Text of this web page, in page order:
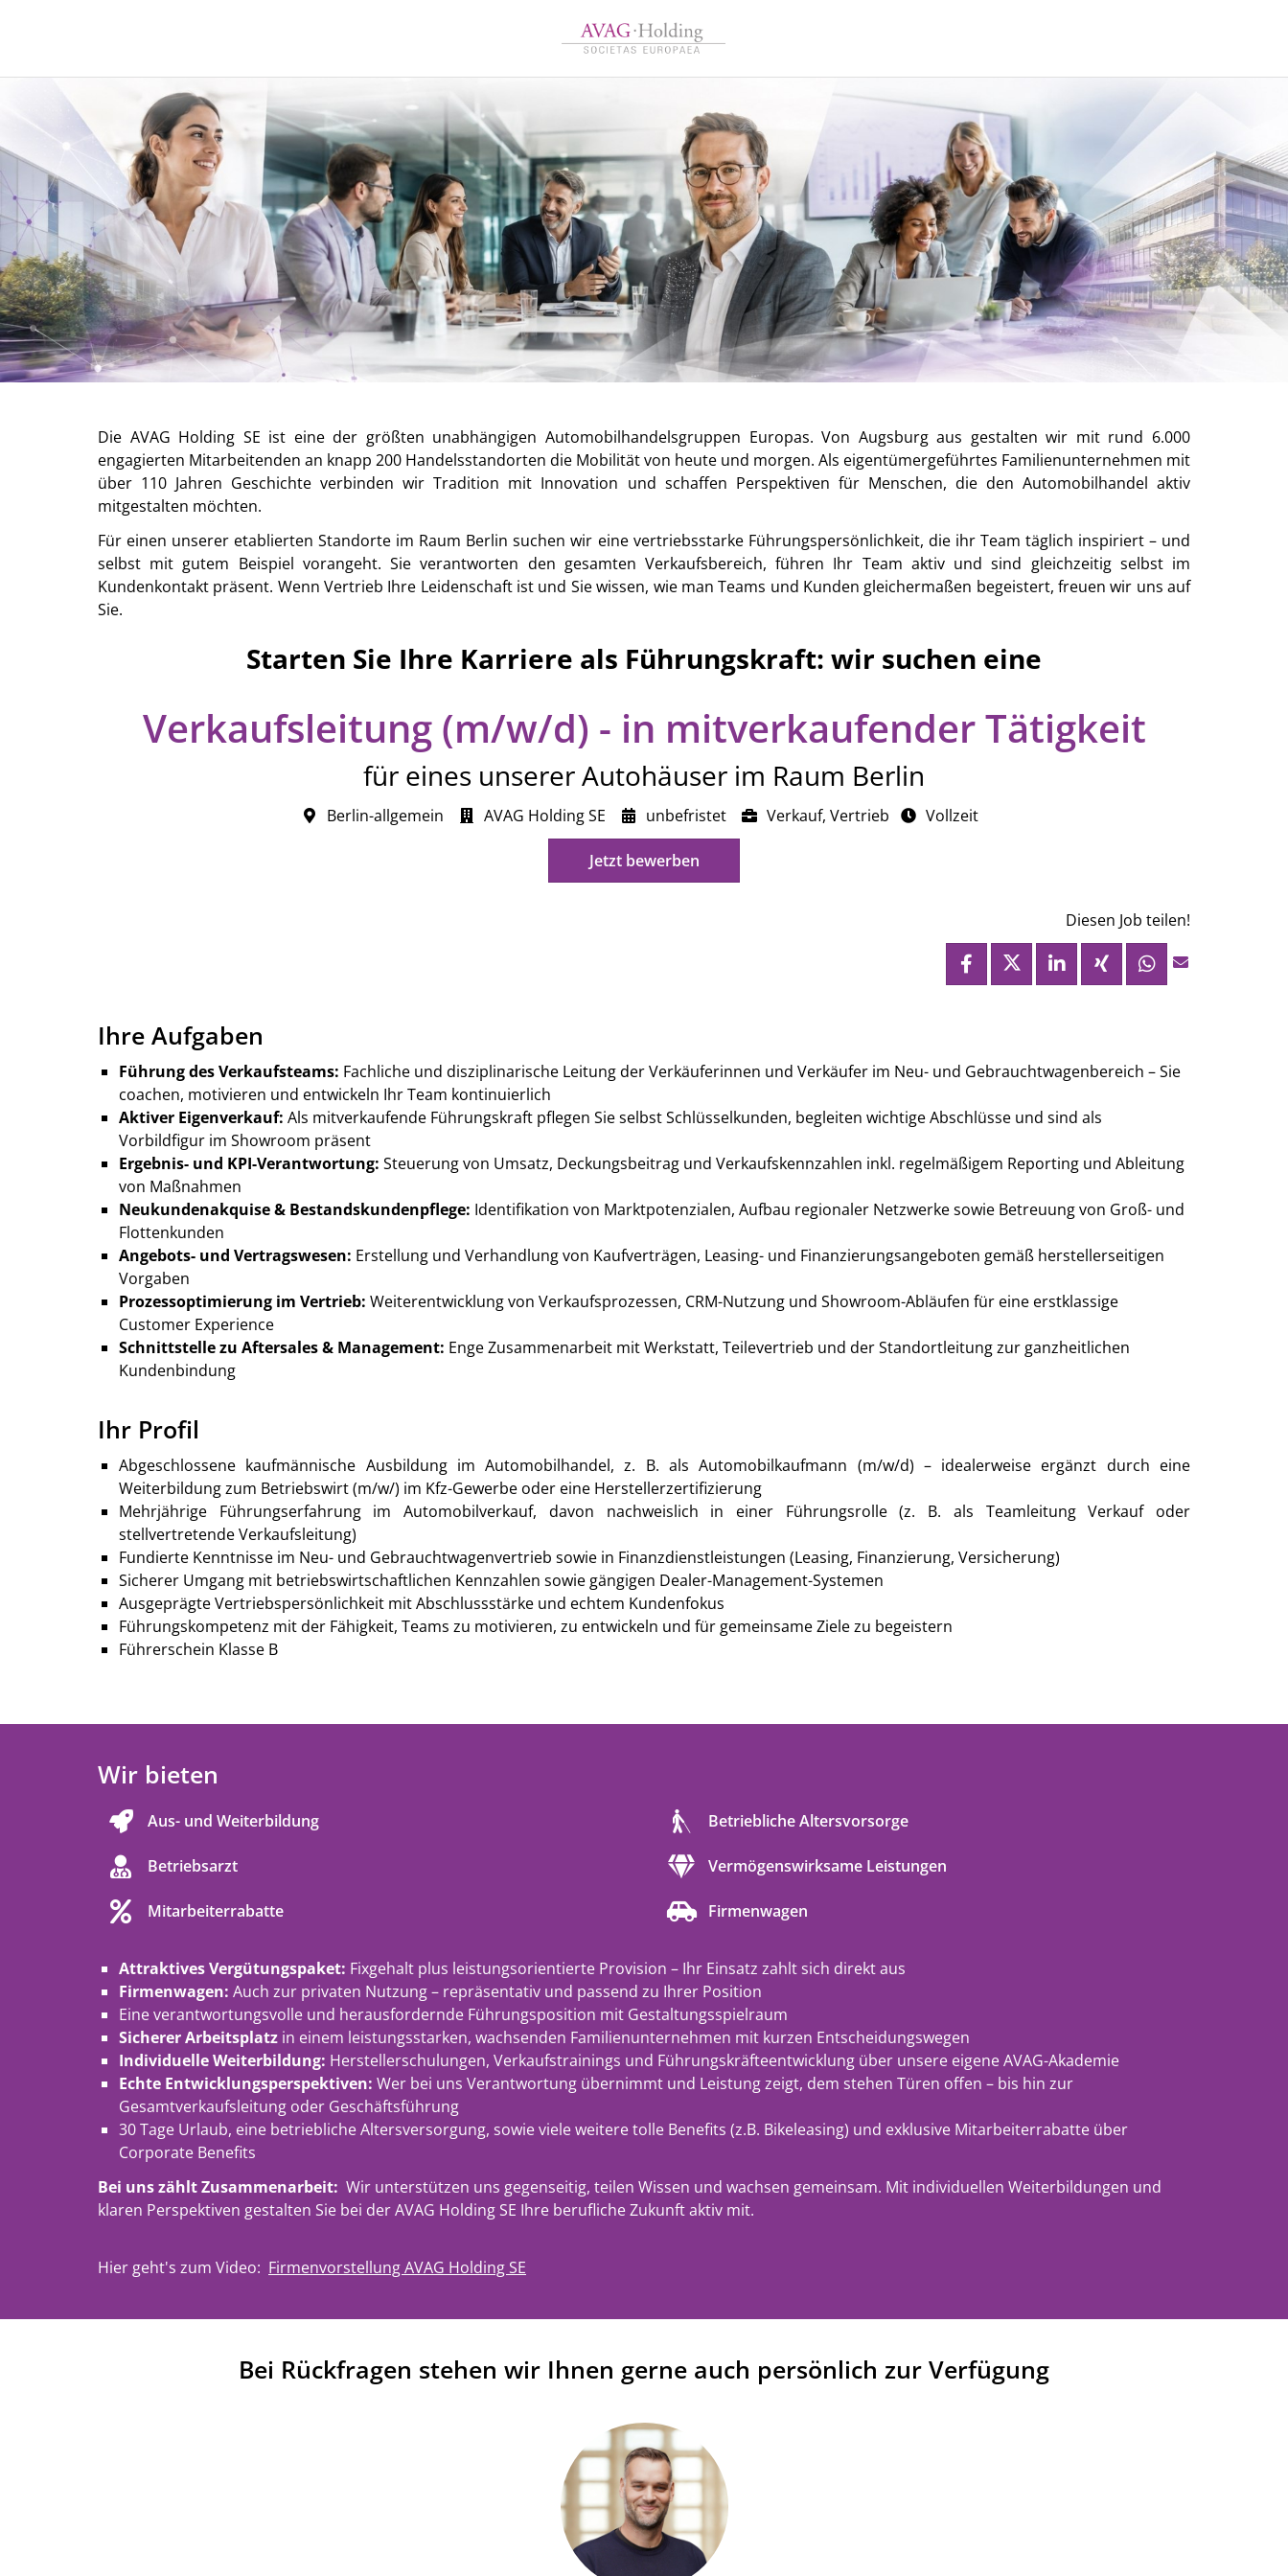
Verkaufsleitung (m/w/d) - in mitverkaufender Tätigkeit
für eines unserer Autohäuser im Raum Berlin
Berlin-allgemein AVAG Holding SE unbefristet Verkauf, Vertrieb Vollzeit
Jetzt bewerben
Diesen Job teilen!
Die AVAG Holding SE ist eine der größten unabhängigen Automobilhandelsgruppen Europas. Von Augsburg aus gestalten wir mit rund 6.000
engagierten Mitarbeitenden an knapp 200 Handelsstandorten die Mobilität von heute und morgen. Als eigentümergeführtes Familienunternehmen mit
über 110 Jahren Geschichte verbinden wir Tradition mit Innovation und schaffen Perspektiven für Menschen, die den Automobilhandel aktiv
mitgestalten möchten.
Für einen unserer etablierten Standorte im Raum Berlin suchen wir eine vertriebsstarke Führungspersönlichkeit, die ihr Team täglich inspiriert – und
selbst mit gutem Beispiel vorangeht. Sie verantworten den gesamten Verkaufsbereich, führen Ihr Team aktiv und sind gleichzeitig selbst im
Kundenkontakt präsent. Wenn Vertrieb Ihre Leidenschaft ist und Sie wissen, wie man Teams und Kunden gleichermaßen begeistert, freuen wir uns auf
Sie.
Starten Sie Ihre Karriere als Führungskraft: wir suchen eine
Ihre Aufgaben
Führung des Verkaufsteams: Fachliche und disziplinarische Leitung der Verkäuferinnen und Verkäufer im Neu- und Gebrauchtwagenbereich – Sie
coachen, motivieren und entwickeln Ihr Team kontinuierlich
Aktiver Eigenverkauf: Als mitverkaufende Führungskraft pflegen Sie selbst Schlüsselkunden, begleiten wichtige Abschlüsse und sind als
Vorbildfigur im Showroom präsent
Ergebnis- und KPI-Verantwortung: Steuerung von Umsatz, Deckungsbeitrag und Verkaufskennzahlen inkl. regelmäßigem Reporting und Ableitung
von Maßnahmen
Neukundenakquise & Bestandskundenpflege: Identifikation von Marktpotenzialen, Aufbau regionaler Netzwerke sowie Betreuung von Groß- und
Flottenkunden
Angebots- und Vertragswesen: Erstellung und Verhandlung von Kaufverträgen, Leasing- und Finanzierungsangeboten gemäß herstellerseitigen
Vorgaben
Prozessoptimierung im Vertrieb: Weiterentwicklung von Verkaufsprozessen, CRM-Nutzung und Showroom-Abläufen für eine erstklassige
Customer Experience
Schnittstelle zu Aftersales & Management: Enge Zusammenarbeit mit Werkstatt, Teilevertrieb und der Standortleitung zur ganzheitlichen
Kundenbindung
Ihr Profil
Abgeschlossene kaufmännische Ausbildung im Automobilhandel, z. B. als Automobilkaufmann (m/w/d) – idealerweise ergänzt durch eine
Weiterbildung zum Betriebswirt (m/w/) im Kfz-Gewerbe oder eine Herstellerzertifizierung
Mehrjährige Führungserfahrung im Automobilverkauf, davon nachweislich in einer Führungsrolle (z. B. als Teamleitung Verkauf oder
stellvertretende Verkaufsleitung)
Fundierte Kenntnisse im Neu- und Gebrauchtwagenvertrieb sowie in Finanzdienstleistungen (Leasing, Finanzierung, Versicherung)
Sicherer Umgang mit betriebswirtschaftlichen Kennzahlen sowie gängigen Dealer-Management-Systemen
Ausgeprägte Vertriebspersönlichkeit mit Abschlussstärke und echtem Kundenfokus
Führungskompetenz mit der Fähigkeit, Teams zu motivieren, zu entwickeln und für gemeinsame Ziele zu begeistern
Führerschein Klasse B
Wir bieten
Aus- und Weiterbildung Betriebliche Altersvorsorge
Betriebsarzt Vermögenswirksame Leistungen
Mitarbeiterrabatte Firmenwagen
Attraktives Vergütungspaket: Fixgehalt plus leistungsorientierte Provision – Ihr Einsatz zahlt sich direkt aus
Firmenwagen: Auch zur privaten Nutzung – repräsentativ und passend zu Ihrer Position
Eine verantwortungsvolle und herausfordernde Führungsposition mit Gestaltungsspielraum
Sicherer Arbeitsplatz in einem leistungsstarken, wachsenden Familienunternehmen mit kurzen Entscheidungswegen
Individuelle Weiterbildung: Herstellerschulungen, Verkaufstrainings und Führungskräfteentwicklung über unsere eigene AVAG-Akademie
Echte Entwicklungsperspektiven: Wer bei uns Verantwortung übernimmt und Leistung zeigt, dem stehen Türen offen – bis hin zur
Gesamtverkaufsleitung oder Geschäftsführung
30 Tage Urlaub, eine betriebliche Altersversorgung, sowie viele weitere tolle Benefits (z.B. Bikeleasing) und exklusive Mitarbeiterrabatte über
Corporate Benefits
Bei uns zählt Zusammenarbeit: Wir unterstützen uns gegenseitig, teilen Wissen und wachsen gemeinsam. Mit individuellen Weiterbildungen und
klaren Perspektiven gestalten Sie bei der AVAG Holding SE Ihre berufliche Zukunft aktiv mit.
Hier geht's zum Video: Firmenvorstellung AVAG Holding SE
Bei Rückfragen stehen wir Ihnen gerne auch persönlich zur Verfügung